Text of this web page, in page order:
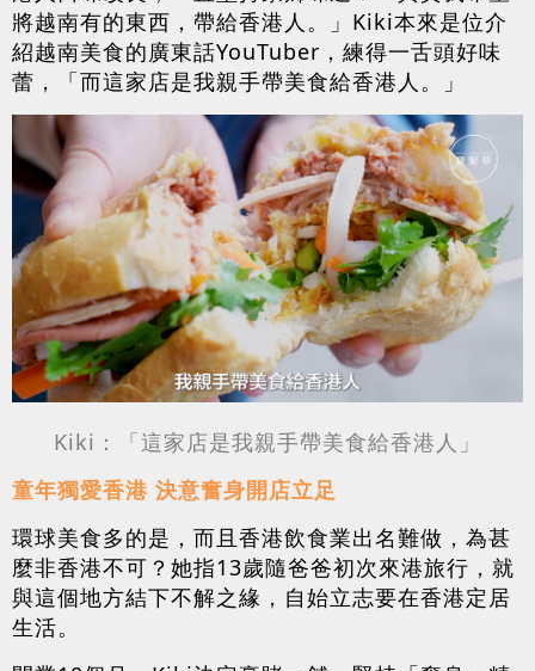
將越南有的東西，帶給香港人。」Kiki本來是位介
紹越南美食的廣東話YouTuber，練得一舌頭好味
蕾，「而這家店是我親手帶美食給香港人。」
Kiki：「這家店是我親手帶美食給香港人」
童年獨愛香港 決意奮身開店立足
環球美食多的是，而且香港飲食業出名難做，為甚
麼非香港不可？她指13歲隨爸爸初次來港旅行，就
與這個地方結下不解之緣，自始立志要在香港定居
生活。